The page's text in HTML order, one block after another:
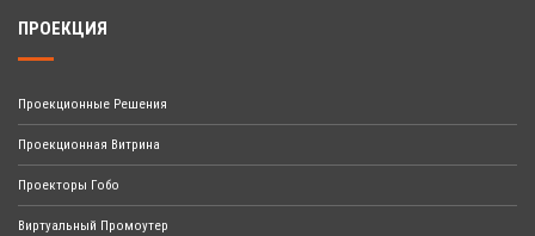
ПРОЕКЦИЯ
Проекционные Решения
Проекционная Витрина
Проекторы Гобо
Виртуальный Промоутер